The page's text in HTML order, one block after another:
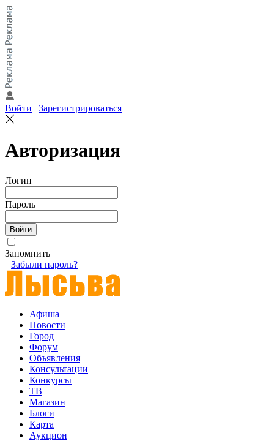
Войти | Зарегистрироваться
Авторизация
Логин
Пароль
Запомнить
Забыли пароль?
Афиша
Новости
Город
Форум
Объявления
Консультации
Конкурсы
ТВ
Магазин
Блоги
Карта
Аукцион